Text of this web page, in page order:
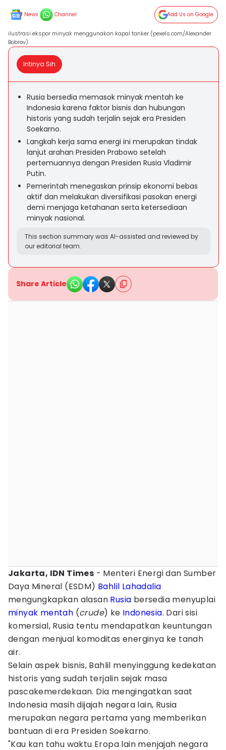
News Channel Add Us on Google
ilustrasi ekspor minyak menggunakan kapal tanker (pexels.com/Alexander
Bobrov)
Intinya Sih
Rusia bersedia memasok minyak mentah ke
Indonesia karena faktor bisnis dan hubungan
historis yang sudah terjalin sejak era Presiden
Soekarno.
Langkah kerja sama energi ini merupakan tindak
lanjut arahan Presiden Prabowo setelah
pertemuannya dengan Presiden Rusia Vladimir
Putin.
Pemerintah menegaskan prinsip ekonomi bebas
aktif dan melakukan diversifikasi pasokan energi
demi menjaga ketahanan serta ketersediaan
minyak nasional.
This section summary was AI-assisted and reviewed by
our editorial team.
Share Article
Jakarta, IDN Times - Menteri Energi dan Sumber
Daya Mineral (ESDM) Bahlil Lahadalia
mengungkapkan alasan Rusia bersedia menyuplai
minyak mentah (crude) ke Indonesia. Dari sisi
komersial, Rusia tentu mendapatkan keuntungan
dengan menjual komoditas energinya ke tanah
air.
Selain aspek bisnis, Bahlil menyinggung kedekatan
historis yang sudah terjalin sejak masa
pascakemerdekaan. Dia mengingatkan saat
Indonesia masih dijajah negara lain, Rusia
merupakan negara pertama yang memberikan
bantuan di era Presiden Soekarno.
"Kau kan tahu waktu Eropa lain menjajah negara